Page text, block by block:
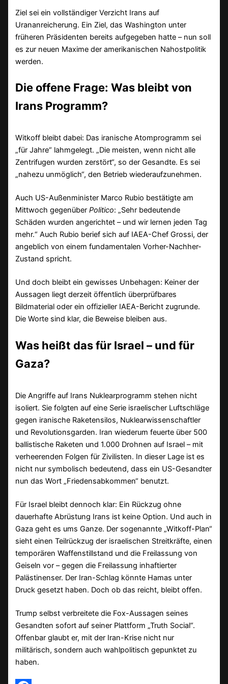
Ziel sei ein vollständiger Verzicht Irans auf
Urananreicherung. Ein Ziel, das Washington unter
früheren Präsidenten bereits aufgegeben hatte – nun soll
es zur neuen Maxime der amerikanischen Nahostpolitik
werden.
Die offene Frage: Was bleibt von
Irans Programm?
Witkoff bleibt dabei: Das iranische Atomprogramm sei
„für Jahre“ lahmgelegt. „Die meisten, wenn nicht alle
Zentrifugen wurden zerstört“, so der Gesandte. Es sei
„nahezu unmöglich“, den Betrieb wiederaufzunehmen.
Auch US-Außenminister Marco Rubio bestätigte am
Mittwoch gegenüberPolitico: „Sehr bedeutende
Schäden wurden angerichtet – und wir lernen jeden Tag
mehr.“ Auch Rubio berief sich auf IAEA-Chef Grossi, der
angeblich von einem fundamentalen Vorher-Nachher-
Zustand spricht.
Und doch bleibt ein gewisses Unbehagen: Keiner der
Aussagen liegt derzeit öffentlich überprüfbares
Bildmaterial oder ein offizieller IAEA-Bericht zugrunde.
Die Worte sind klar, die Beweise bleiben aus.
Was heißt das für Israel – und für
Gaza?
Die Angriffe auf Irans Nuklearprogramm stehen nicht
isoliert. Sie folgten auf eine Serie israelischer Luftschläge
gegen iranische Raketensilos, Nuklearwissenschaftler
und Revolutionsgarden. Iran wiederum feuerte über 500
ballistische Raketen und 1.000 Drohnen auf Israel – mit
verheerenden Folgen für Zivilisten. In dieser Lage ist es
nicht nur symbolisch bedeutend, dass ein US-Gesandter
nun das Wort „Friedensabkommen“ benutzt.
Für Israel bleibt dennoch klar: Ein Rückzug ohne
dauerhafte Abrüstung Irans ist keine Option. Und auch in
Gaza geht es ums Ganze. Der sogenannte „Witkoff-Plan“
sieht einen Teilrückzug der israelischen Streitkräfte, einen
temporären Waffenstillstand und die Freilassung von
Geiseln vor – gegen die Freilassung inhaftierter
Palästinenser. Der Iran-Schlag könnte Hamas unter
Druck gesetzt haben. Doch ob das reicht, bleibt offen.
Trump selbst verbreitete die Fox-Aussagen seines
Gesandten sofort auf seiner Plattform „Truth Social“.
Offenbar glaubt er, mit der Iran-Krise nicht nur
militärisch, sondern auch wahlpolitisch gepunktet zu
haben.